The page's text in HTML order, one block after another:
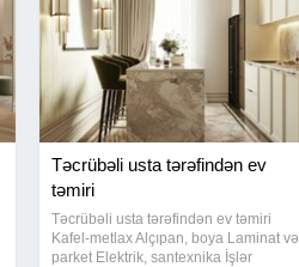
Təcrübəli usta tərəfindən ev
təmiri
Təcrübəli usta tərəfindən ev təmiri
Kafel-metlax Alçıpan, boya Laminat və
parket Elektrik, santexnika İşlər